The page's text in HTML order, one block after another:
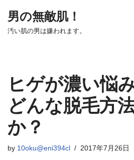
コ
ツ
へ
ス
キ
ッ
プ
男の無敵肌！
汚い肌の男は嫌われます。
ヒゲが濃い悩
どんな脱毛方
か？
by 10oku@eni394cl 2017年7月26日